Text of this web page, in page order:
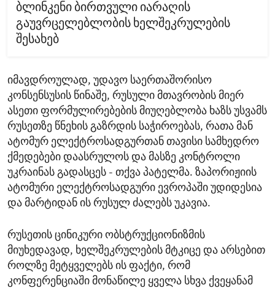
ბლინკენი ბირთვული იარაღის
გაუვრცელებლობის ხელშეკრულების
შესახებ
იმავდროულად, უდავო საერთაშორისო
კონსენსუსის წინაშე, რუსული მთავრობის მიერ
ასეთი ფორმულირებების მიუღებლობა ხაზს უსვამს
რუსეთზე წნეხის გაზრდის საჭიროებას, რათა მან
ატომურ ელექტროსადგურთან თავისი სამხედრო
ქმედებები დაასრულოს და მასზე კონტროლი
უკრაინას გადასცეს - თქვა პატელმა. ზაპორიჟიის
ატომური ელექტროსადგური ევროპაში უდიდესია
და მარტიდან ის რუსულ ძალებს უკავია.
რუსეთის ცინიკური ობსტრუქციონიზმის
მიუხედავად, ხელშეკრულების მტკიცე და არსებით
როლზე მეტყველებს ის ფაქტი, რომ
კონფერენციაში მონაწილე ყველა სხვა ქვეყანამ